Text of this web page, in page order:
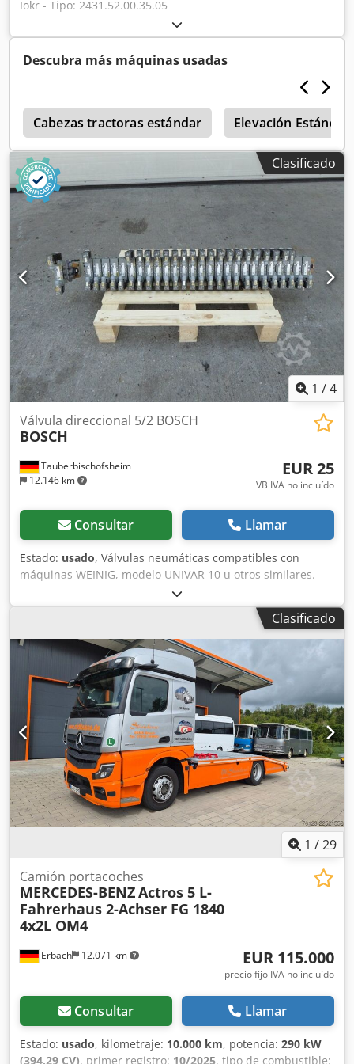
Iokr - Tipo: 2431.52.00.35.05
Descubra más máquinas usadas
Cabezas tractoras estándar Elevación
Clasificado
1 /4
Tauberbischofsheim
12.146 km
Válvula direccional 5/2 BOSCH
BOSCH
EUR 25
VB IVA no incluído
Consultar Llamar
Estado: usado, Válvulas neumáticas compatibles con
máquinas WEINIG, modelo UNIVAR 10 u otros similares.
Accionamiento estándar a ambos lados o retorno por
resorte. Dksdpfxjzrxlao Ai Isr Datos técnicos: - Cantidad: 27
Clasificado
1 /29
Erbach 12.071 km
Camión portacoches
MERCEDES-BENZActros 5 L-
Fahrerhaus 2-Achser FG 1840
4x2L OM4
EUR 115.000
precio fijo IVA no incluído
Consultar Llamar
Estado: usado, kilometraje: 10.000 km, potencia: 290 kW
(394,29 CV), primer registro: 10/2025, tipo de combustible: